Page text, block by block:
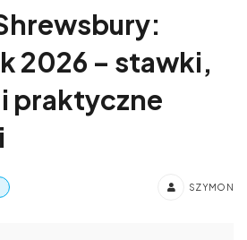
2026 – stawki,
praktyczne
SZYMON